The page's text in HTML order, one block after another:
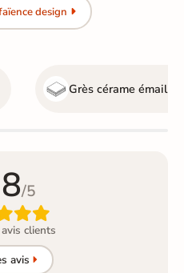
design
Grès cérame émaillé
/5
clients
avis